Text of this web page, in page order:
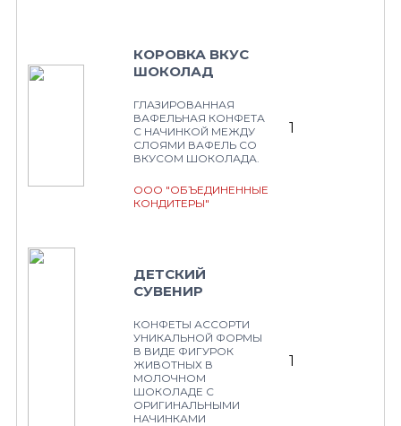
КОРОВКА ВКУС
ШОКОЛАД
ГЛАЗИРОВАННАЯ
ВАФЕЛЬНАЯ КОНФЕТА
С НАЧИНКОЙ МЕЖДУ
СЛОЯМИ ВАФЕЛЬ СО
ВКУСОМ ШОКОЛАДА.
ООО "ОБЪЕДИНЕННЫЕ
КОНДИТЕРЫ"
1
ДЕТСКИЙ
СУВЕНИР
КОНФЕТЫ АССОРТИ
УНИКАЛЬНОЙ ФОРМЫ
В ВИДЕ ФИГУРОК
ЖИВОТНЫХ В
МОЛОЧНОМ
ШОКОЛАДЕ С
ОРИГИНАЛЬНЫМИ
НАЧИНКАМИ
1